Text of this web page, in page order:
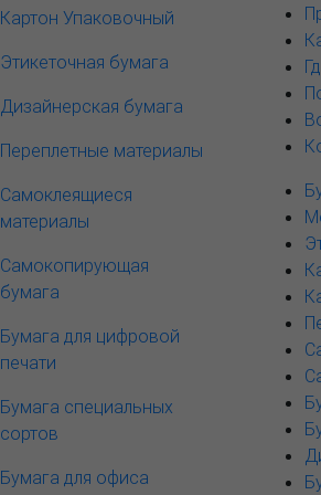
Картон Упаковочный
Этикеточная бумага
Дизайнерская бумага
Переплетные материалы
Самоклеящиеся
материалы
Самокопирующая
бумага
Бумага для цифровой
печати
Бумага специальных
сортов
Бумага для офиса